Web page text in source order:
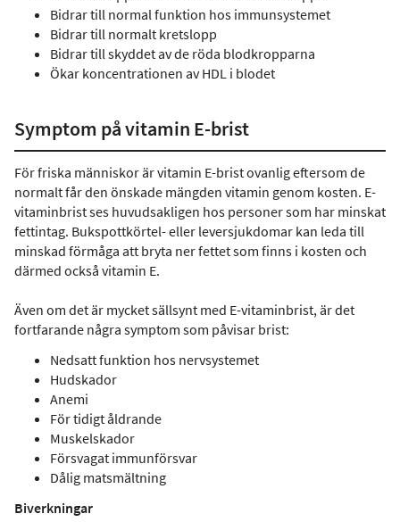
Bidrar till normal funktion hos immunsystemet
Bidrar till normalt kretslopp
Bidrar till skyddet av de röda blodkropparna
Ökar koncentrationen av HDL i blodet
Symptom på vitamin E-brist
För friska människor är vitamin E-brist ovanlig eftersom de
normalt får den önskade mängden vitamin genom kosten. E-
vitaminbrist ses huvudsakligen hos personer som har minskat
fettintag. Bukspottkörtel- eller leversjukdomar kan leda till
minskad förmåga att bryta ner fettet som finns i kosten och
därmed också vitamin E.
Även om det är mycket sällsynt med E-vitaminbrist, är det
fortfarande några symptom som påvisar brist:
Nedsatt funktion hos nervsystemet
Hudskador
Anemi
För tidigt åldrande
Muskelskador
Försvagat immunförsvar
Dålig matsmältning
Biverkningar